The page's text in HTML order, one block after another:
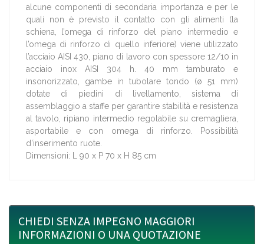
alcune componenti di secondaria importanza e per le
quali non è previsto il contatto con gli alimenti (la
schiena, l’omega di rinforzo del piano intermedio e
l’omega di rinforzo di quello inferiore) viene utilizzato
l’acciaio AISI 430, piano di lavoro con spessore 12/10 in
acciaio inox AISI 304 h. 40 mm tamburato e
insonorizzato, gambe in tubolare tondo (ø 51 mm)
dotate di piedini di livellamento, sistema di
assemblaggio a staffe per garantire stabilità e resistenza
al tavolo, ripiano intermedio regolabile su cremagliera,
asportabile e con omega di rinforzo. Possibilità
d’inserimento ruote.
Dimensioni: L 90 x P 70 x H 85 cm
CHIEDI SENZA IMPEGNO MAGGIORI
INFORMAZIONI O UNA QUOTAZIONE